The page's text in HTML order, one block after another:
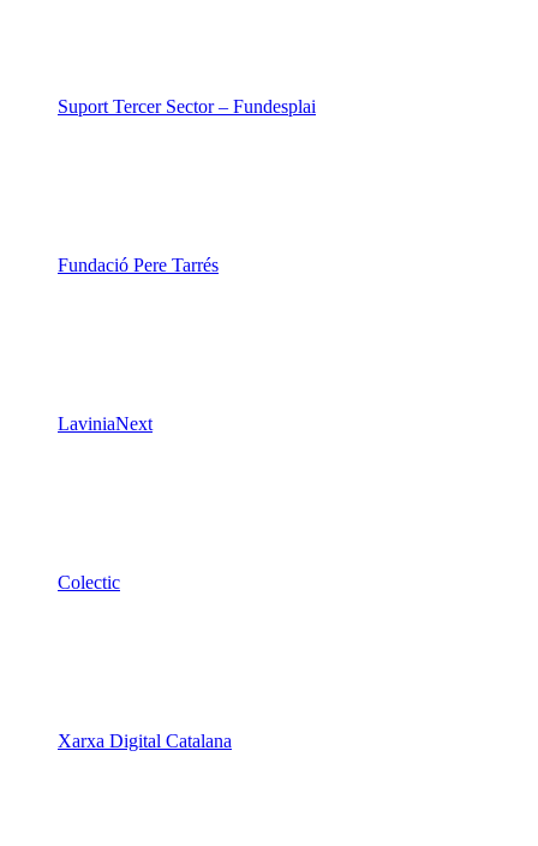
Suport Tercer Sector – Fundesplai
Fundació Pere Tarrés
LaviniaNext
Colectic
Xarxa Digital Catalana